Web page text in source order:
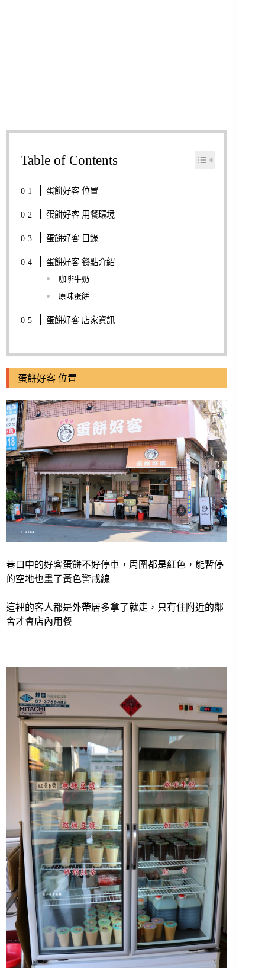
Table of Contents
蛋餅好客 位置
蛋餅好客 用餐環境
蛋餅好客 目錄
蛋餅好客 餐點介紹
咖啡牛奶
原味蛋餅
蛋餅好客 店家資訊
蛋餅好客 位置
巷口中的好客蛋餅不好停車，周圍都是紅色，能暫停
的空地也畫了黃色警戒線
這裡的客人都是外帶居多拿了就走，只有住附近的鄰
舍才會店內用餐